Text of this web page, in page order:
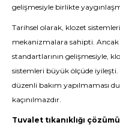
gelişmesiyle birlikte
Tarihsel olarak, klozet
mekanizmalara sahipti.
standartlarının gelişmesiyle,
sistemleri büyük ölçüde
düzenli bakım yapılmaması
kaçınılmazdır.
Tuvalet tıkanıklığı çözümü